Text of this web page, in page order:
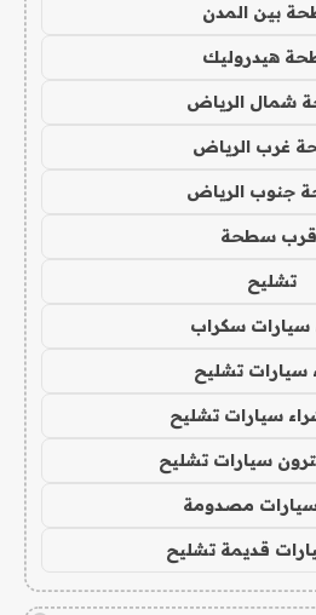
بين المدن
هيدروليك
شمال الرياض
غرب الرياض
جنوب الرياض
سطحة
تشليح
سيارات سكراب
سيارات تشليح
سيارات تشليح
سيارات تشليح
مصدومة
قديمة تشليح